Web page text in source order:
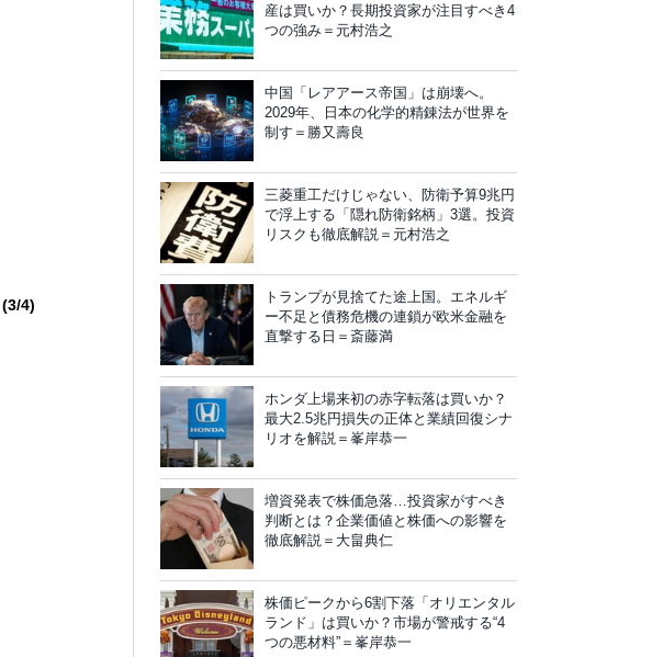
(3/4)
産は買いか？長期投資家が注目すべき4
つの強み＝元村浩之
中国「レアアース帝国」は崩壊へ。
2029年、日本の化学的精錬法が世界を
制す＝勝又壽良
三菱重工だけじゃない、防衛予算9兆円
で浮上する「隠れ防衛銘柄」3選。投資
リスクも徹底解説＝元村浩之
トランプが見捨てた途上国。エネルギ
ー不足と債務危機の連鎖が欧米金融を
直撃する日＝斎藤満
ホンダ上場来初の赤字転落は買いか？
最大2.5兆円損失の正体と業績回復シナ
リオを解説＝峯岸恭一
増資発表で株価急落…投資家がすべき
判断とは？企業価値と株価への影響を
徹底解説＝大畠典仁
株価ピークから6割下落「オリエンタル
ランド」は買いか？市場が警戒する“4
つの悪材料”＝峯岸恭一